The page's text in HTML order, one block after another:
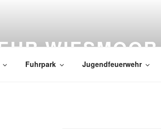
WIESMOOR
Fuhrpark Jugendfeuerwehr